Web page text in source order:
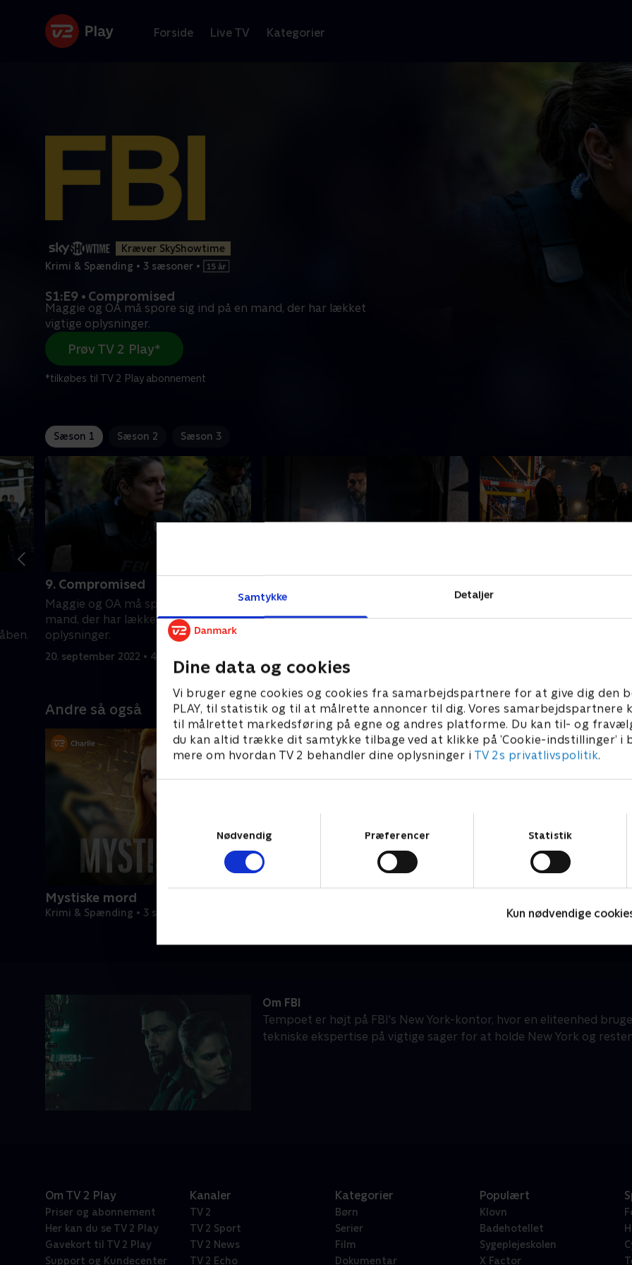
Samtykke Detaljer
Dine data og cookies
Vi bruger egne cookies og cookies fra samarbejdspartnere for at give dig den
PLAY, til statistik og til at målrette annoncer til dig. Vores samarbejdspartnere
til målrettet markedsføring på egne og andres platforme. Du kan til- og
du kan altid trække dit samtykke tilbage ved at klikke på ’Cookie-indstillinger’ i
mere om hvordan TV 2 behandler dine oplysninger i TV 2s privatlivspolitik.
Nødvendig
Præferencer Statistik
Kun nødvendige
Forside Live TV Kategorier
Kræver SkyShowtime
Krimi & Spænding • 3 sæsoner •
S1:E9 • Compromised
Maggie og OA må spore sig ind på en mand, der har lækket
vigtige oplysninger.
Prøv TV 2 Play*
*tilkøbes til TV 2 Play abonnement
Sæson 1 Sæson 2 Sæson 3
9. Compromised
Maggie og OA må spore sig ind på en
mand, der har lækket vigtige
oplysninger.
20. september 2022 • 40 min
OA går undercover som våbenhandler
for at stoppe salget af farlige våben.
Maggie og OA leder efter en
Andre så også
Mystiske mord
Krimi & Spænding • 3 sæsoner
Om FBI
Tempoet er højt på FBI's New York-kontor, hvor en eliteenhed
tekniske ekspertise på vigtige sager for at holde New York og
Om TV 2 Play
Priser og abonnement
Her kan du se TV 2 Play
Gavekort til TV 2 Play
Support og Kundecenter
Kanaler
TV 2
TV 2 Sport
TV 2 News
TV 2 Echo
Kategorier
Børn
Serier
Film
Dokumentar
Populært
Klovn
Badehotellet
Sygeplejeskolen
X Factor